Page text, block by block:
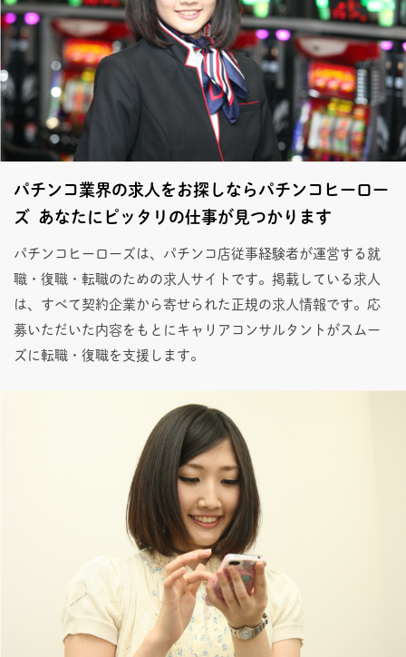
パチンコ業界の求人をお探しならパチンコヒーロー
ズ あなたにピッタリの仕事が見つかります
パチンコヒーローズは、パチンコ店従事経験者が運営する就
職・復職・転職のための求人サイトです。掲載している求人
は、すべて契約企業から寄せられた正規の求人情報です。応
募いただいた内容をもとにキャリアコンサルタントがスムー
ズに転職・復職を支援します。